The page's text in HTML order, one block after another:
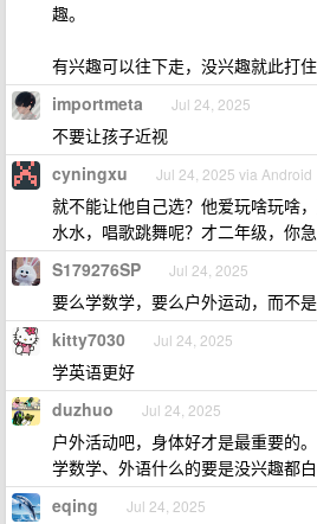
趣。
有兴趣可以往下走，没兴趣就此打住
importmeta Jul 24, 2025
不要让孩子近视
cyningxu Jul 24, 2025 via Android
就不能让他自己选？他爱玩啥玩啥
水水，唱歌跳舞呢？才二年级，你
S179276SP Jul 24, 2025
要么学数学，要么户外运动，而不
kitty7030 Jul 24, 2025
学英语更好
duzhuo Jul 24, 2025
户外活动吧，身体好才是最重要的。
学数学、外语什么的要是没兴趣都
eqing Jul 24, 2025